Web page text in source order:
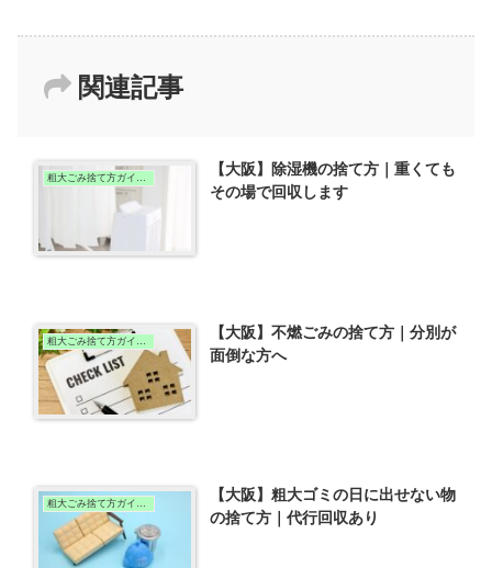
関連記事
粗大ごみ捨て方ガイド（大阪版）
【大阪】除湿機の捨て方｜重くても
その場で回収します
粗大ごみ捨て方ガイド（大阪版）
【大阪】不燃ごみの捨て方｜分別が
面倒な方へ
粗大ごみ捨て方ガイド（大阪版）
【大阪】粗大ゴミの日に出せない物
の捨て方｜代行回収あり